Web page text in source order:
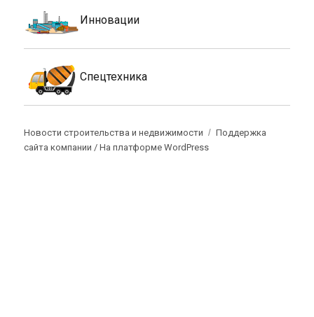
Инновации
Спецтехника
Новости строительства и недвижимости
Поддержка
сайта компании /На платформе WordPress